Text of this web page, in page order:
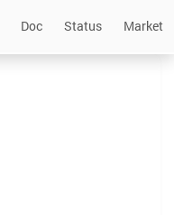
Doc Status Market